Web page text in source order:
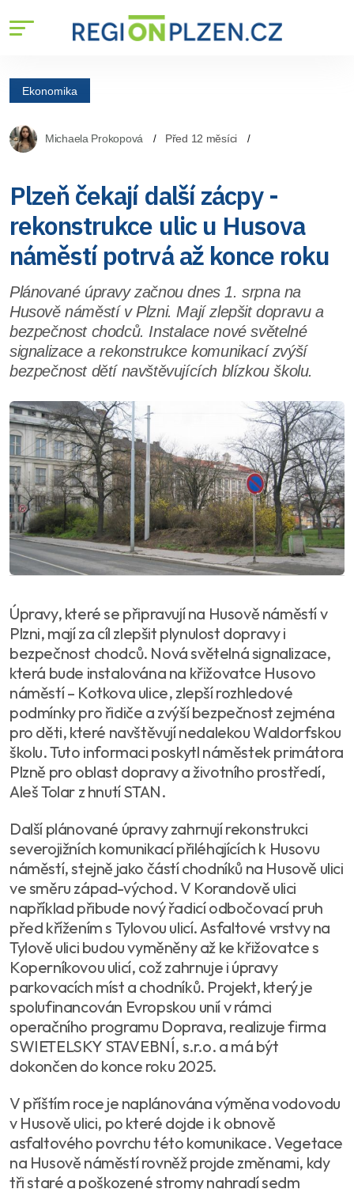
Ekonomika
Michaela Prokopová Před 12 měsíci
Plzeň čekají další zácpy -
rekonstrukce ulic u Husova
náměstí potrvá až konce roku
Plánované úpravy začnou dnes 1. srpna na
Husově náměstí v Plzni. Mají zlepšit dopravu a
bezpečnost chodců. Instalace nové světelné
signalizace a rekonstrukce komunikací zvýší
bezpečnost dětí navštěvujících blízkou školu.
Úpravy, které se připravují na Husově náměstí v
Plzni, mají za cíl zlepšit plynulost dopravy i
bezpečnost chodců. Nová světelná signalizace,
která bude instalována na křižovatce Husovo
náměstí – Kotkova ulice, zlepší rozhledové
podmínky pro řidiče a zvýší bezpečnost zejména
pro děti, které navštěvují nedalekou Waldorfskou
školu. Tuto informaci poskytl náměstek primátora
Plzně pro oblast dopravy a životního prostředí,
Aleš Tolar z hnutí STAN.
Další plánované úpravy zahrnují rekonstrukci
severojižních komunikací přiléhajících k Husovu
náměstí, stejně jako částí chodníků na Husově ulici
ve směru západ-východ. V Korandově ulici
například přibude nový řadicí odbočovací pruh
před křížením s Tylovou ulicí. Asfaltové vrstvy na
Tylově ulici budou vyměněny až ke křižovatce s
Koperníkovou ulicí, což zahrnuje i úpravy
parkovacích míst a chodníků. Projekt, který je
spolufinancován Evropskou unií v rámci
operačního programu Doprava, realizuje firma
SWIETELSKY STAVEBNÍ, s.r.o. a má být
dokončen do konce roku 2025.
V příštím roce je naplánována výměna vodovodu
v Husově ulici, po které dojde i k obnově
asfaltového povrchu této komunikace. Vegetace
na Husově náměstí rovněž projde změnami, kdy
tři staré a poškozené stromy nahradí sedm